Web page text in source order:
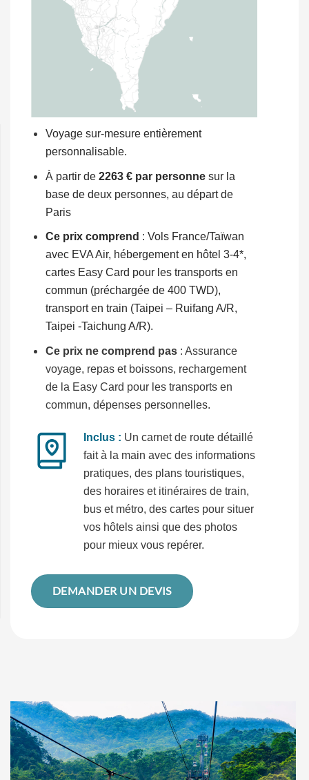
Voyage sur-mesure entièrement
personnalisable.
À partir de 2263 € par personnesur la
base de deux personnes, au départ de
Paris
Ce prix comprend : Vols France/Taïwan
avec EVA Air, hébergement en hôtel 3-4*,
cartes Easy Card pour les transports en
commun (préchargée de 400 TWD),
transport en train (Taipei – Ruifang A/R,
Taipei -Taichung A/R).
Ce prix ne comprend pas: Assurance
voyage, repas et boissons, rechargement
de la Easy Card pour les transports en
commun, dépenses personnelles.
Inclus : Un carnet de route détaillé
fait à la main avec des informations
pratiques, des plans touristiques,
des horaires et itinéraires de train,
bus et métro, des cartes pour situer
vos hôtels ainsi que des photos
pour mieux vous repérer.
DEMANDER UN DEVIS